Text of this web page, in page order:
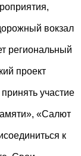
вокзал
региональный
проект
участие
«Салют
к